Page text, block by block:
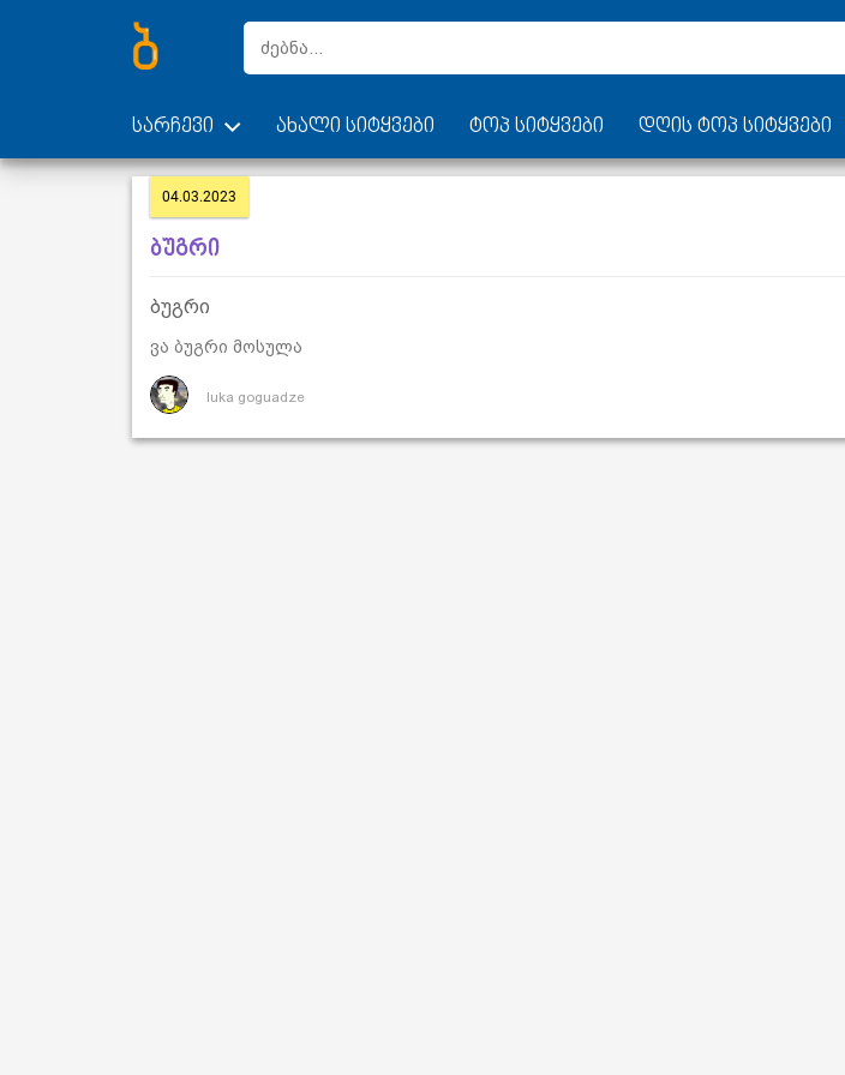
სარჩევი ახალი სიტყვები ტოპ სიტყვები დღის ტოპ სიტყვები
04.03.2023
ბუგრი
ბუგრი
ვა ბუგრი მოსულა
luka goguadze